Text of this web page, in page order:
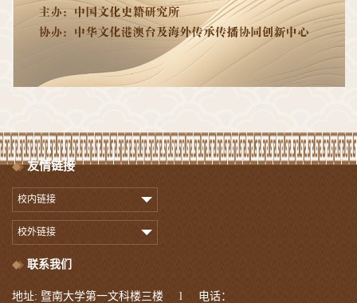
友情链接
校内链接
校外链接
联系我们
地址: 暨南大学第一文科楼三楼 l 电话：